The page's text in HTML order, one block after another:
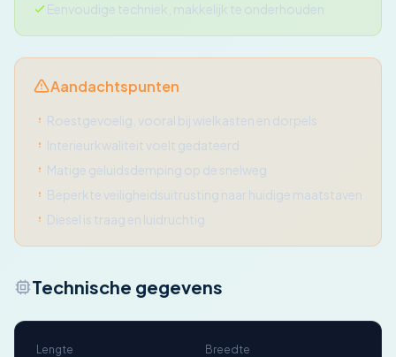
Eenvoudige techniek, makkelijk te onderhouden
Aandachtspunten
Roestgevoelig, vooral bij wielkasten en dorpels
Interieurkwaliteit voelt gedateerd
Matige geluidsdemping op de snelweg
Beperkte veiligheidsuitrusting naar huidige maatstaven
Diesel is traag en luidruchtig
Technische gegevens
Lengte Breedte